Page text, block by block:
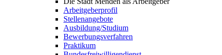
Arbeitgeberprofil
Stellenangebote
Ausbildung/Studium
Bewerbungsverfahren
Praktikum